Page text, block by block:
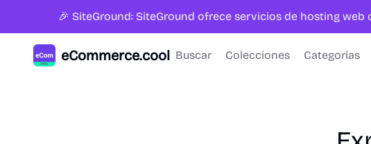
🎉 SiteGround: SiteGround ofrece servicios de hosting
eCommerce.cool Buscar Colecciones Categorías